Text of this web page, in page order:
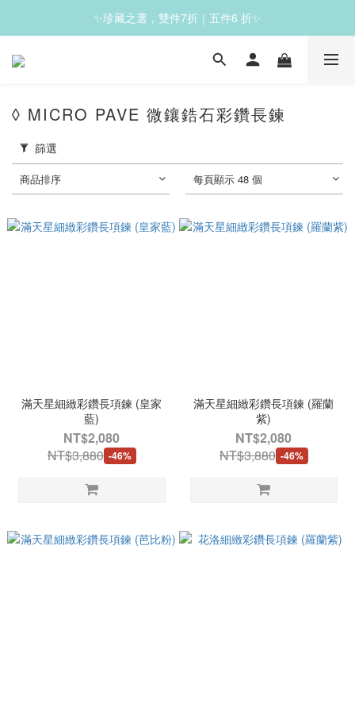
✨滿1200免運✨
✨珍藏之選，雙件7折｜五件6 折✨
◊ MICRO PAVE 微鑲鋯石彩鑽長鍊
篩選
商品排序 每頁顯示 48 個
滿天星細緻彩鑽長項鍊 (皇家
藍)
NT$2,080
NT$3,880 -46%
滿天星細緻彩鑽長項鍊 (羅蘭
紫)
NT$2,080
NT$3,880 -46%